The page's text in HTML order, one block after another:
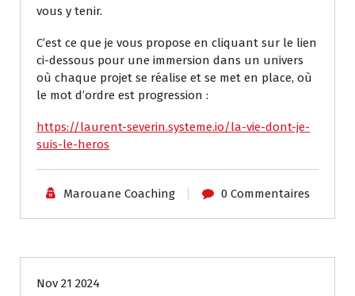
vous y tenir.
C’est ce que je vous propose en cliquant sur le lien
ci-dessous pour une immersion dans un univers
où chaque projet se réalise et se met en place, où
le mot d’ordre est progression :
https://laurent-severin.systeme.io/la-vie-dont-je-
suis-le-heros
Marouane Coaching 0 Commentaires
Nov 21 2024